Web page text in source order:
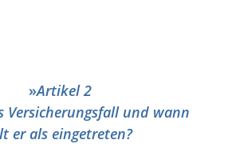
»Artikel 2
Versicherungsfall und wann
er als eingetreten?